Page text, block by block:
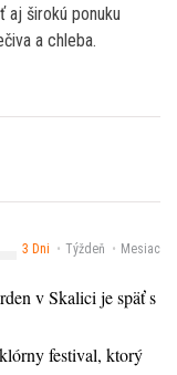
aj širokú ponuku
a chleba.
3 Dni Týždeň Mesiac
v Skalici je späť s
festival, ktorý